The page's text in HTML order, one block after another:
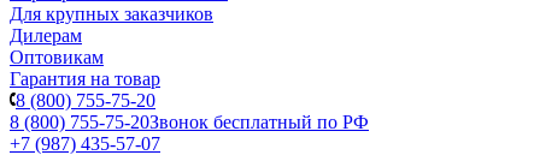
Для крупных заказчиков
Дилерам
Оптовикам
Гарантия на товар
8 (800) 755-75-20
8 (800) 755-75-20Звонок бесплатный по РФ
+7 (987) 435-57-07